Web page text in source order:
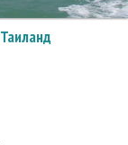
Таиланд